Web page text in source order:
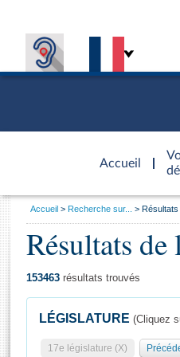
Accueil
d'accueil
Général
Vous
Accueil Recherche sur...
Résultats de
153463 résultats trouvés
LÉGISLATURE (Cliquez
17e législature (X)